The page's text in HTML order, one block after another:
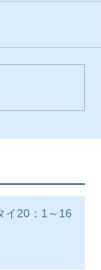
イ20：1～16